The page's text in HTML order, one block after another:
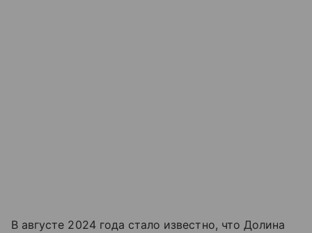
В августе 2024 года стало известно, что Долина